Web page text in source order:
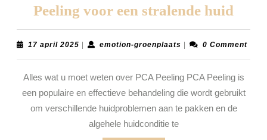
Peeling voor een stralende huid
over
de
van
PCA
17 april 2025 17
| emotion-groenplaatsemotion-
| 0 Comment
Alles wat u moet weten over PCA Peeling PCA Peeling is
een populaire en effectieve behandeling die wordt gebruikt
om verschillende huidproblemen aan te pakken en de
algehele huidconditie te